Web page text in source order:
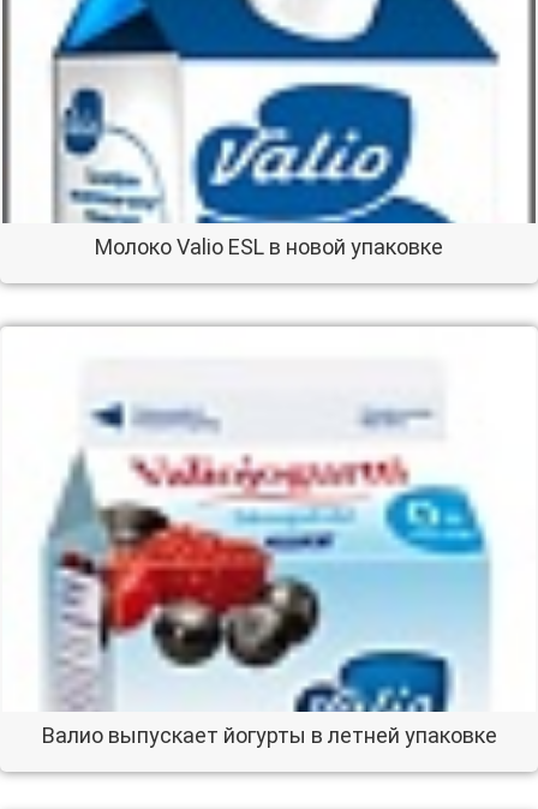
Молоко Valio ESL в новой упаковке
Валио выпускает йогурты в летней упаковке